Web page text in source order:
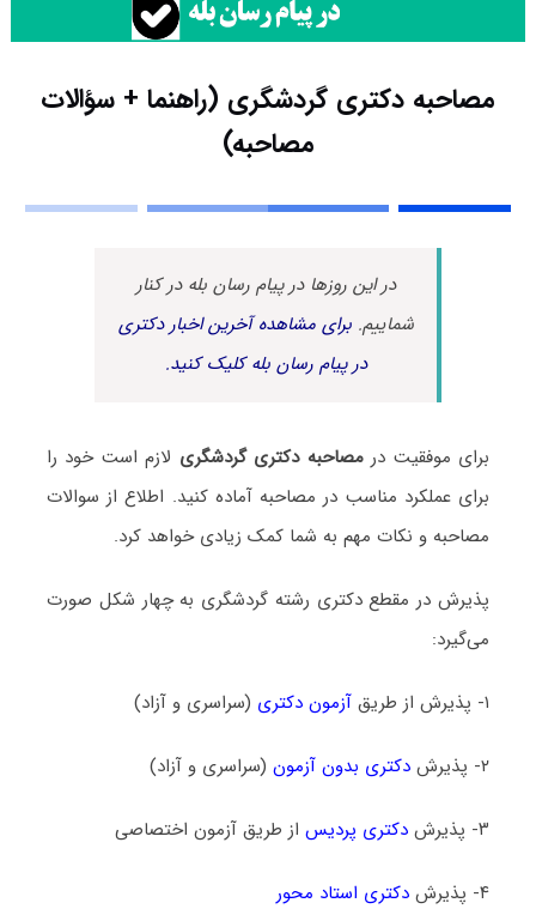
مصاحبه دکتری گردشگری (راهنما + سؤالات
مصاحبه)
در این روزها در پیام رسان بله در کنار
شماییم.برای مشاهده آخرین اخبار دکتری
در پیام رسان بله کلیک کنید.
برای موفقیت درمصاحبه دکتری گردشگری لازم است خود را
برای عملکرد مناسب در مصاحبه آماده کنید. اطلاع از سوالات
مصاحبه و نکات مهم به شما کمک زیادی خواهد کرد.
پذیرش در مقطع دکتری رشته گردشگری به چهار شکل صورت
می‌گیرد:
۱- پذیرش از طریق آزمون دکتری (سراسری و آزاد)
۲- پذیرش دکتری بدون آزمون(سراسری و آزاد)
۳- پذیرش دکتری پردیساز طریق آزمون اختصاصی
۴- پذیرش دکتری استاد محور